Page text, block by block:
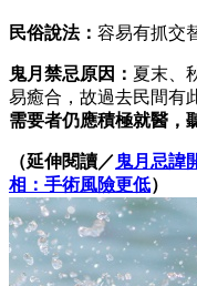
民俗說法： 容易有抓交
鬼月禁忌原因： 夏末、
易癒合，故過去民間有
需要者仍應積極就醫，
（延伸閱讀／鬼月忌諱
相：手術風險更低）